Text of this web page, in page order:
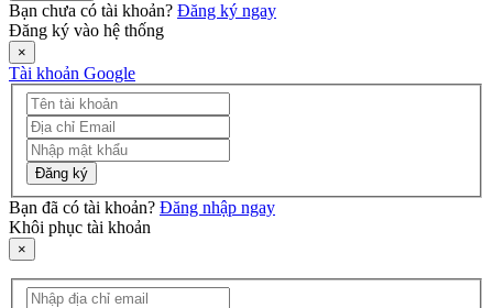
Bạn chưa có tài khoản? Đăng ký ngay
Đăng ký vào hệ thống
×
Tài khoản Google
Đăng ký
Bạn đã có tài khoản? Đăng nhập ngay
Khôi phục tài khoản
×